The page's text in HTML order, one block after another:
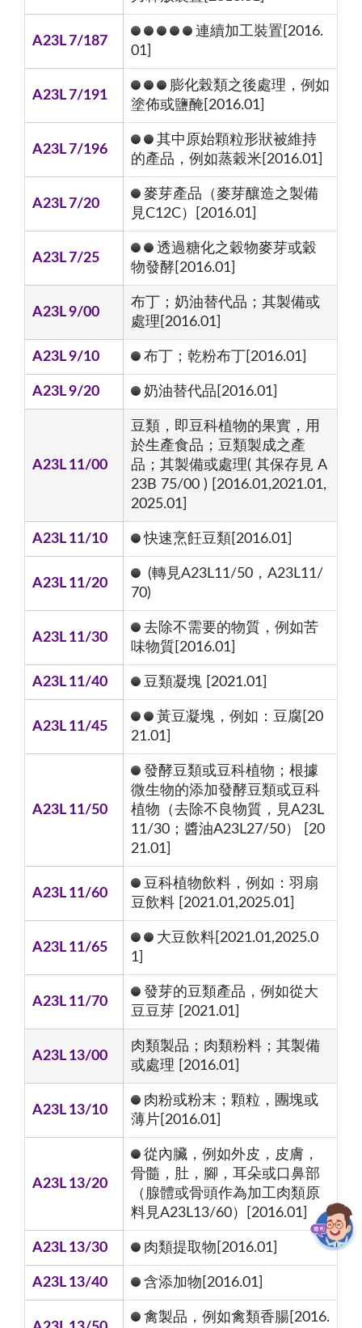
A23L 7/187
連續加工裝置[2016.
01]
A23L 7/191
膨化榖類之後處理，例如
塗佈或鹽醃[2016.01]
A23L 7/196
其中原始顆粒形狀被維持
的產品，例如蒸穀米[2016.01]
A23L 7/20
麥芽產品（麥芽釀造之製備
見C12C）[2016.01]
A23L 7/25
透過糖化之穀物麥芽或穀
物發酵[2016.01]
A23L 9/00
布丁；奶油替代品；其製備或
處理[2016.01]
A23L 9/10 布丁；乾粉布丁[2016.01]
A23L 9/20 奶油替代品[2016.01]
A23L 11/00
豆類，即豆科植物的果實，用
於生產食品；豆類製成之產
品；其製備或處理( 其保存見 A
23B 75/00 ) [2016.01,2021.01,
2025.01]
A23L 11/10 快速烹飪豆類[2016.01]
A23L 11/20
(轉見A23L11/50，A23L11/
70)
A23L 11/30
去除不需要的物質，例如苦
味物質[2016.01]
A23L 11/40 豆類凝塊 [2021.01]
A23L 11/45
黃豆凝塊，例如：豆腐[20
21.01]
A23L 11/50
發酵豆類或豆科植物；根據
微生物的添加發酵豆類或豆科
植物（去除不良物質，見A23L
11/30；醬油A23L27/50） [20
21.01]
A23L 11/60
豆科植物飲料，例如：羽扇
豆飲料 [2021.01,2025.01]
A23L 11/65
大豆飲料[2021.01,2025.0
1]
A23L 11/70
發芽的豆類產品，例如從大
豆豆芽 [2021.01]
A23L 13/00
肉類製品；肉類粉料；其製備
或處理 [2016.01]
A23L 13/10
肉粉或粉末；顆粒，團塊或
薄片[2016.01]
A23L 13/20
從內臟，例如外皮，皮膚，
骨髓，肚，腳，耳朵或口鼻部
（腺體或骨頭作為加工肉類原
料見A23L13/60）[2016.01]
A23L 13/30 肉類提取物[2016.01]
A23L 13/40 含添加物[2016.01]
禽製品，例如禽類香腸[2016.